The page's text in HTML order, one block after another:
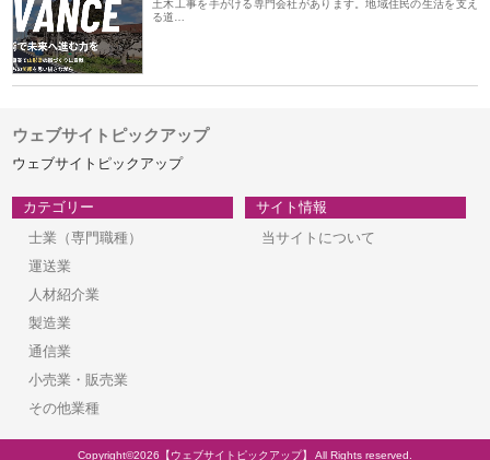
土木工事を手がける専門会社があります。地域住民の生活を支え
る道…
ウェブサイトピックアップ
ウェブサイトピックアップ
カテゴリー
士業（専門職種）
運送業
人材紹介業
製造業
通信業
小売業・販売業
その他業種
サイト情報
当サイトについて
Copyright©2026【ウェブサイトピックアップ】 All Rights reserved.